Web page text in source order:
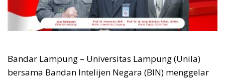
Bandar Lampung – Universitas Lampung (Unila)
bersama Bandan Intelijen Negara (BIN) menggelar